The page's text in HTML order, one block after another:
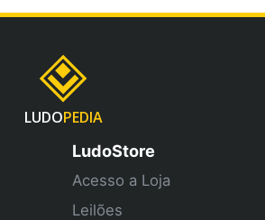
LUDOPEDIA
LudoStore
Acesso a Loja
Leilões